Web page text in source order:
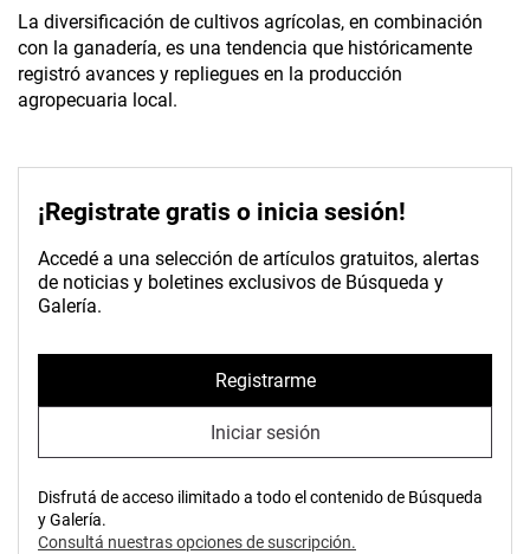
La diversificación de cultivos agrícolas, en combinación
con la ganadería, es una tendencia que históricamente
registró avances y repliegues en la producción
agropecuaria local.
¡Registrate gratis o inicia sesión!
Accedé a una selección de artículos gratuitos, alertas
de noticias y boletines exclusivos de Búsqueda y
Galería.
Registrarme
Iniciar sesión
Disfrutá de acceso ilimitado a todo el contenido de Búsqueda
y Galería.
Consultá nuestras opciones de suscripción.